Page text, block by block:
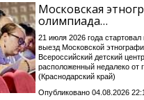
Московская
олимпиада…
21 июля 2026 года
выезд Московской
Всероссийский детский
расположенный недалеко от
(Краснодарский край)
Опубликовано 04.08.2026